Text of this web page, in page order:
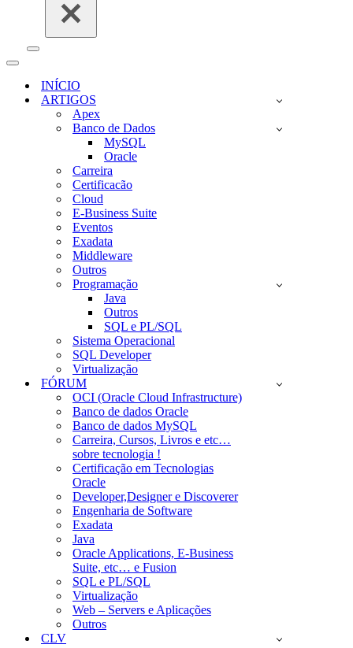
Menu
navegação
Menu
navegaçãoINÍCIO
ARTIGOS
Apex
Banco de Dados
MySQL
Oracle
Carreira
Certificacão
Cloud
E-Business Suite
Eventos
Exadata
Middleware
Outros
Programação
Java
Outros
SQL e PL/SQL
Sistema Operacional
SQL Developer
Virtualização
FÓRUM
OCI (Oracle Cloud Infrastructure)
Banco de dados Oracle
Banco de dados MySQL
Carreira, Cursos, Livros e etc…
sobre tecnologia !
Certificação em Tecnologias
Oracle
Developer,Designer e Discoverer
Engenharia de Software
Exadata
Java
Oracle Applications, E-Business
Suite, etc… e Fusion
SQL e PL/SQL
Virtualização
Web – Servers e Aplicações
Outros
CLV